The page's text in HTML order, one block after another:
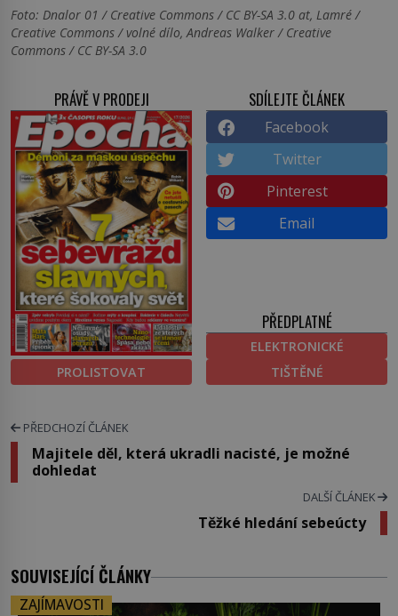
Foto: Dnalor 01 / Creative Commons / CC BY-SA 3.0 at, Lamré /
Creative Commons / volné dílo, Andreas Walker / Creative
Commons / CC BY-SA 3.0
PRÁVĚ V PRODEJI
PROLISTOVAT
SDÍLEJTE ČLÁNEK
Facebook
Twitter
Pinterest
Email
PŘEDPLATNÉ
ELEKTRONICKÉ
TIŠTĚNÉ
PŘEDCHOZÍ ČLÁNEK
Majitele děl, která ukradli nacisté, je možné
dohledat
DALŠÍ ČLÁNEK
Těžké hledání sebeúcty
SOUVISEJÍCÍ ČLÁNKY
ZAJÍMAVOSTI